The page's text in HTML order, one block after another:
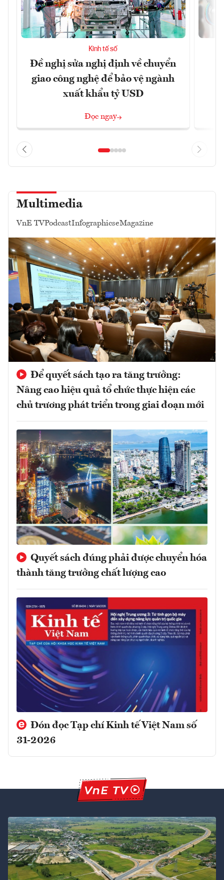
Kinh tế số
Đề nghị sửa nghị định về chuyển
giao công nghệ để bảo vệ ngành
xuất khẩu tỷ USD
Đọc ngay
Multimedia
VnE TVPodcastInfographicseMagazine
Để quyết sách tạo ra tăng trưởng:
Nâng cao hiệu quả tổ chức thực hiện các
chủ trương phát triển trong giai đoạn mới
Quyết sách đúng phải được chuyển hóa
thành tăng trưởng chất lượng cao
Đón đọc Tạp chí Kinh tế Việt Nam số
31-2026